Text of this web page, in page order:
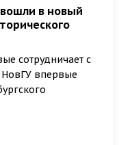
в новый
сотрудничает с
впервые